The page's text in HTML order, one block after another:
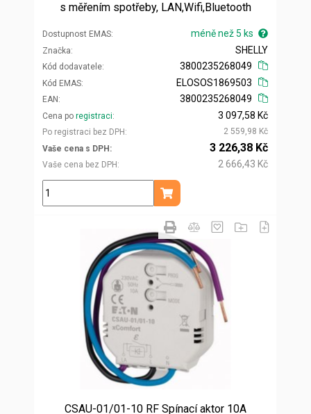
s měřením spotřeby, LAN,Wifi,Bluetooth
Dostupnost EMAS méně než 5 ks
Značka
Kód dodavatele
SHELLY
3800235268049
Kód EMAS
EAN
ELOSOS1869503
3800235268049
Cena po registraci
Po registraci bez DPH
3 097,58 Kč
2 559,98 Kč
Vaše cena s DPH
Vaše cena bez DPH
3 226,38 Kč
2 666,43 Kč
ks
Přidat do košíku
CSAU-01/01-10 RF Spínací aktor 10A